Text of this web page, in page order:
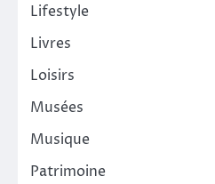
Lifestyle
Livres
Loisirs
Musées
Musique
Patrimoine